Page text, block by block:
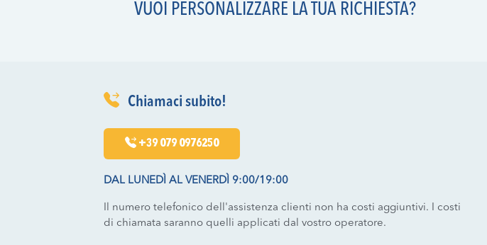
VUOI PERSONALIZZARE LA TUA RICHIESTA?
Chiamaci subito!
+39 079 0976250
DAL LUNEDÌ AL VENERDÌ 9:00/19:00
Il numero telefonico dell'assistenza clienti non ha costi aggiuntivi. I costi
di chiamata saranno quelli applicati dal vostro operatore.